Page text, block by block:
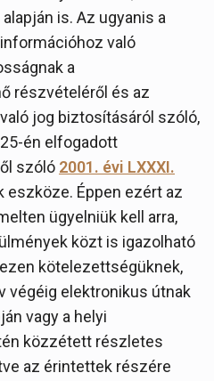
is. Az ugyanis a
való
a
részvételéről és az
jog biztosításáról szóló,
én elfogadott
szóló 2001. évi LXXXI.
eszköze. Éppen ezért az
ügyelniük kell arra,
közt is igazolható
kötelezettségüknek,
végéig elektronikus útnak
vagy a helyi
közzétett részletes
az érintettek részére